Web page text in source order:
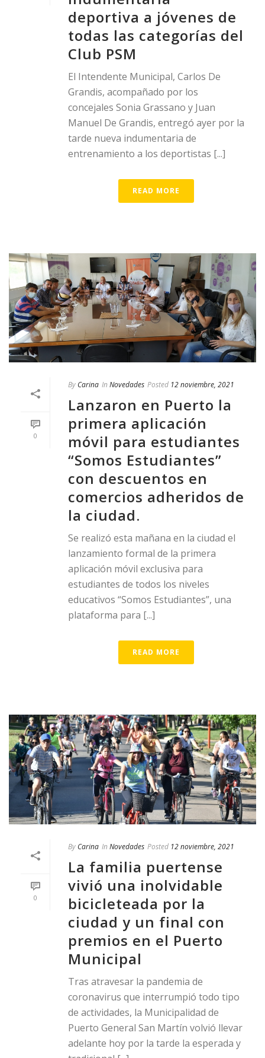
deportiva a jóvenes de
todas las categorías del
Club PSM
El Intendente Municipal, Carlos De
Grandis, acompañado por los
concejales Sonia Grassano y Juan
Manuel De Grandis, entregó ayer por la
tarde nueva indumentaria de
entrenamiento a los deportistas [...]
READ MORE
0
By Carina In Novedades Posted 12 noviembre, 2021
Lanzaron en Puerto la
primera aplicación
móvil para estudiantes
“Somos Estudiantes”
con descuentos en
comercios adheridos de
la ciudad.
Se realizó esta mañana en la ciudad el
lanzamiento formal de la primera
aplicación móvil exclusiva para
estudiantes de todos los niveles
educativos “Somos Estudiantes”, una
plataforma para [...]
READ MORE
0
By Carina In Novedades Posted 12 noviembre, 2021
La familia puertense
vivió una inolvidable
bicicleteada por la
ciudad y un final con
premios en el Puerto
Municipal
Tras atravesar la pandemia de
coronavirus que interrumpió todo tipo
de actividades, la Municipalidad de
Puerto General San Martín volvió llevar
adelante hoy por la tarde la esperada y